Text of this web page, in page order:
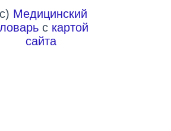
Медицинский
с картой
сайта